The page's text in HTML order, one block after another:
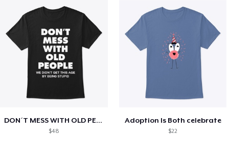
DON´T MESS WITH OLD PEOPLE
$48
Adoption Is Both celebrate
$22